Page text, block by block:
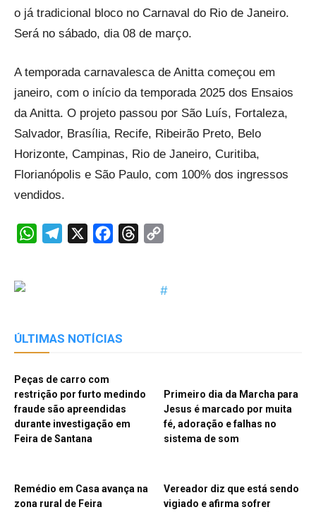
o já tradicional bloco no Carnaval do Rio de Janeiro.
Será no sábado, dia 08 de março.
A temporada carnavalesca de Anitta começou em
janeiro, com o início da temporada 2025 dos Ensaios
da Anitta. O projeto passou por São Luís, Fortaleza,
Salvador, Brasília, Recife, Ribeirão Preto, Belo
Horizonte, Campinas, Rio de Janeiro, Curitiba,
Florianópolis e São Paulo, com 100% dos ingressos
vendidos.
WhatsAppTelegram FacebookThreads
ÚLTIMAS NOTÍCIAS
Peças de carro com
restrição por furto medindo
fraude são apreendidas
durante investigação em
Feira de Santana
Primeiro dia da Marcha para
Jesus é marcado por muita
fé, adoração e falhas no
sistema de som
Remédio em Casa avança na
zona rural de Feira
Vereador diz que está sendo
vigiado e afirma sofrer